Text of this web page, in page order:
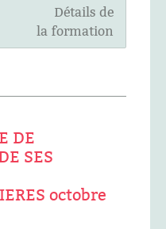
Détails de
la formation
DE
SES
octobre